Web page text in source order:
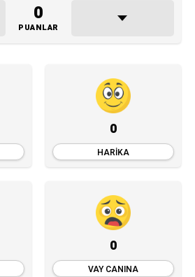
0
PUANLAR
0
HARIKA
0
VAY CANINA